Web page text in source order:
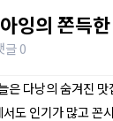
잉의 쫀득
글 0
은 다낭의 숨겨진
도 인기가 많고 꼰